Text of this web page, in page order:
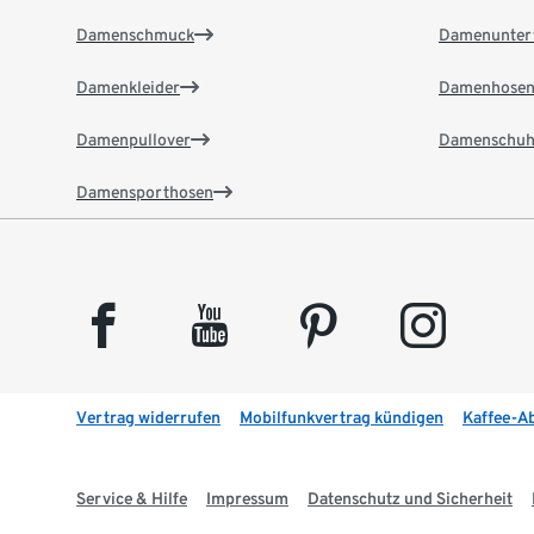
Damenschmuck
Damenkleider
Damenpullover
Damensporthosen
Damenhosen
facebook youtube pinterest instagram
Vertrag widerrufen Mobilfunkvertrag kündigen Kaffee-
Service & Hilfe Impressum Datenschutz und Sicherheit